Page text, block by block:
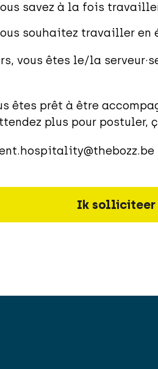
savez à la fois
souhaitez travailler en
vous êtes le/la
êtes prêt à être
plus pour postuler,
Ik solliciteer